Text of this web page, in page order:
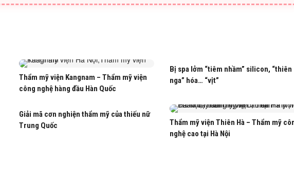
Thẩm mỹ viện Kangnam – Thẩm mỹ viện
công nghệ hàng đầu Hàn Quốc
Bị spa lởm “tiêm nhầm” silicon, “thiên
nga” hóa… “vịt”
Giải mã cơn nghiện thẩm mỹ của thiếu nữ
Trung Quốc
Thẩm mỹ viện Thiên Hà – Thẩm mỹ
nghệ cao tại Hà Nội